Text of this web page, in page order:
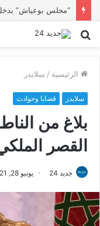
بحث
الرئيسية / سلايدر
سلايدر قضايا وحوادث
بلاغ من
القصر
جديد 24 يونيو 28, 2021